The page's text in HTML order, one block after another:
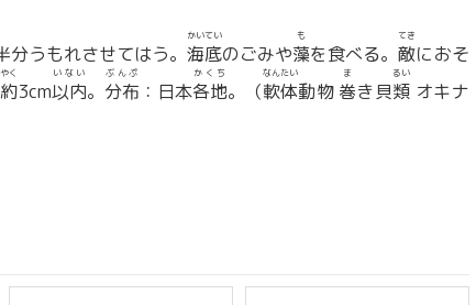
分うもれさせてはう。 海底
かいてい
のごみや藻
も
を食べる。 敵
てき
におそ
約
やく
3cm以内
いない
。 分布
ぶんぷ
：日本各地
かくち
。（軟体
なんたい
動物 巻
ま
き貝類
るい
オキナ